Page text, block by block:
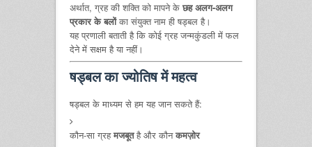
अर्थात, ग्रह की शक्ति को मापने के छह अलग-अलग
प्रकार के बलोंका संयुक्त नाम ही षड्बल है।
यह प्रणाली बताती है कि कोई ग्रह जन्मकुंडली में फल
देने में सक्षम है या नहीं।
षड्बल का ज्योतिष में महत्व
षड्बल के माध्यम से हम यह जान सकते हैं:
कौन-सा ग्रहमजबूतहै और कौनकमज़ोर